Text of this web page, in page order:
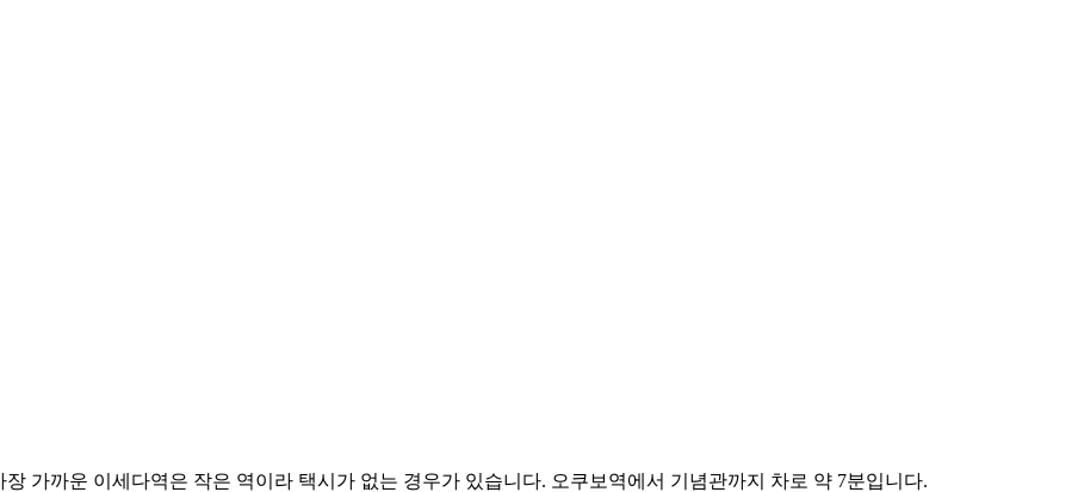
가까운 이세다역은 작은 역이라 택시가 없는 경우가 있습니다. 오쿠보역에서 기념관까지 차로 약 7분입니다.